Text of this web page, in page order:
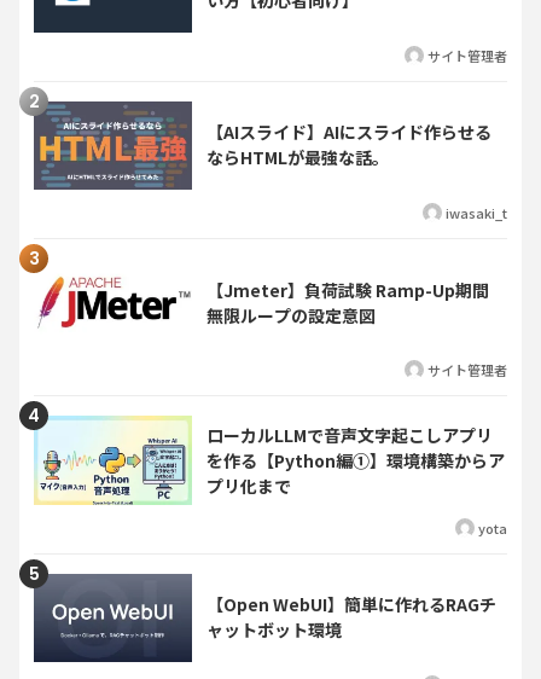
サイト管理者
【AIスライド】AIにスライド作らせる
ならHTMLが最強な話。
iwasaki_t
【Jmeter】負荷試験 Ramp-Up期間
無限ループの設定意図
サイト管理者
ローカルLLMで音声文字起こしアプリ
を作る【Python編①】環境構築からア
プリ化まで
yota
【Open WebUI】簡単に作れるRAGチ
ャットボット環境